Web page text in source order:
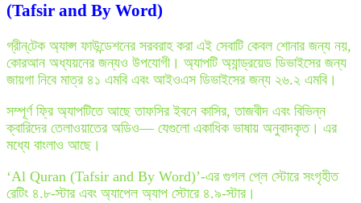
(Tafsir and By Word)
গ্রীন্‌টেক অ্যাপ্স ফাউন্ডেশনের সরবরাহ করা এই সেবাটি কেবল শোনার জন্য নয়,
কোরআন অধ্যয়নের জন্যও উপযোগী। অ্যাপটি অ্যান্ড্রয়েড ডিভাইসের জন্য
জায়গা নিবে মাত্র ৪১ এমবি এবং আইওএস ডিভাইসের জন্য ২৬.২ এমবি।
সম্পূর্ণ ফ্রি অ্যাপটিতে আছে তাফসির ইবনে কাসির, তাজবীদ এবং বিভিন্ন
ক্বারিদের তেলাওয়াতের অডিও— যেগুলো একাধিক ভাষায় অনুবাদকৃত। এর
মধ্যে বাংলাও আছে।
‘Al Quran (Tafsir and By Word)’-এর গুগল প্লে স্টোরে সংগৃহীত
রেটিং ৪.৮-স্টার এবং অ্যাপেল অ্যাপ স্টোরে ৪.৯-স্টার।